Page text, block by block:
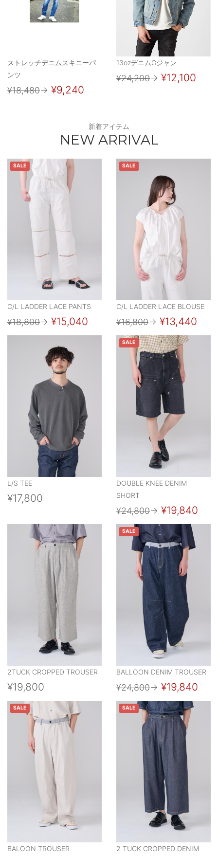
ストレッチデニムスキニーパ
ンツ
¥18,480→ ¥9,240
13ozデニムGジャン
¥24,200→ ¥12,100
新着アイテム
NEW ARRIVAL
SALE
C/L LADDER LACE PANTS
¥18,800→ ¥15,040
SALE
C/L LADDER LACE BLOUSE
¥16,800→ ¥13,440
L/S TEE
¥17,800
SALE
DOUBLE KNEE DENIM
SHORT
¥24,800→ ¥19,840
2TUCK CROPPED TROUSER
¥19,800
SALE
BALLOON DENIM TROUSER
¥24,800→ ¥19,840
SALE
BALOON TROUSER
SALE
2 TUCK CROPPED DENIM